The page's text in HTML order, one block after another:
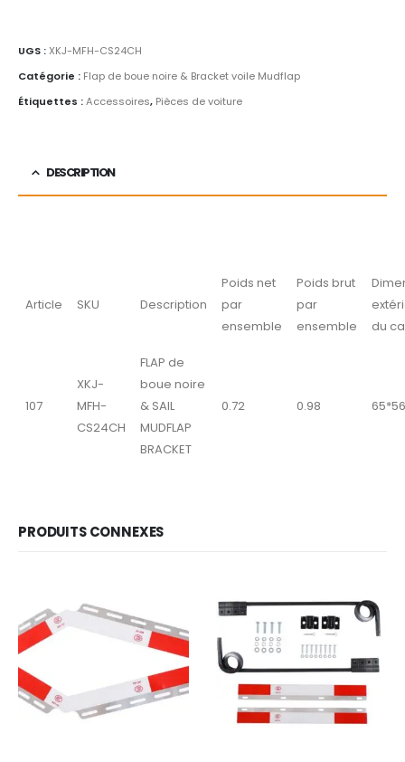
UGS :XKJ-MFH-CS24CH
Catégorie : Flap de boue noire & Bracket voile Mudflap
Étiquettes :Accessoires, Pièces de voiture
DESCRIPTION
Article SKU Description
Poids net
par
ensemble
Poids brut
par
ensemble
du
107
XKJ-
MFH-
CS24CH
FLAP de
boue noire
& SAIL
MUDFLAP
BRACKET
0.72 0.98
PRODUITS CONNEXES